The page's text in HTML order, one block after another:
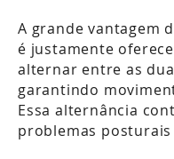
A grande vantagem
é justamente
alternar entre as
garantindo
Essa alternância
problemas